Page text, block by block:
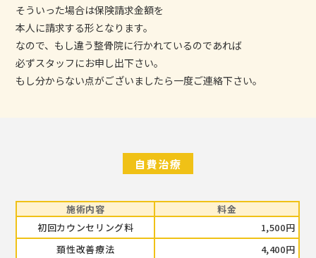
そういった場合は保険請求金額を
本人に請求する形となります。
なので、もし違う整骨院に行かれているのであれば
必ずスタッフにお申し出下さい。
もし分からない点がございましたら一度ご連絡下さい。
自費治療
施術内容
料金
初回カウンセリング料
1,500円
頚性改善療法
4,400円